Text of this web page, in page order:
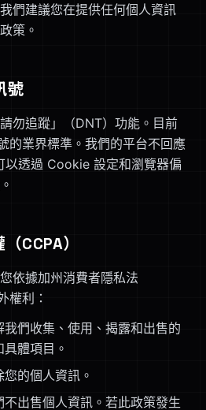
們建議您在提供任何個人資訊
策。
號
勿追蹤」（DNT）功能。目前
的業界標準。我們的平台不回應
以透過 Cookie 設定和瀏覽器偏
CCPA）
依據加州消費者隱私法
權利：
們收集、使用、揭露和出售的
體項目。
的個人資訊。
出售個人資訊。若此政策發生